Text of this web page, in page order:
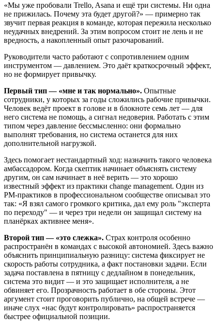
«Мы уже пробовали Trello, Asana и ещё три системы. Ни одна
не прижилась. Почему эта будет другой?» — примерно так
звучит первая реакция в команде, которая пережила несколько
неудачных внедрений. За этим вопросом стоит не лень и не
вредность, а накопленный опыт разочарований.
Руководители часто работают с сопротивлением одним
инструментом — давлением. Это даёт краткосрочный эффект,
но не формирует привычку.
Первый тип — «мне и так нормально». Опытные
сотрудники, у которых за годы сложились рабочие привычки.
Человек ведёт проект в голове и в блокноте семь лет — для
него система не помощь, а сигнал недоверия. Работать с этим
типом через давление бессмысленно: они формально
выполнят требования, но система останется для них
дополнительной нагрузкой.
Здесь помогает нестандартный ход: назначить такого человека
амбассадором. Когда скептик начинает объяснять систему
другим, он сам начинает в неё верить — это хорошо
известный эффект из практики change management. Один из
PM-практиков в профессиональном сообществе описывал это
так: «Я взял самого громкого критика, дал ему роль "эксперта
по переходу" — и через три недели он защищал систему на
планёрках активнее меня».
Второй тип — «это слежка». Страх контроля особенно
распространён в командах с высокой автономией. Здесь важно
объяснить принципиальную разницу: система фиксирует не
скорость работы сотрудника, а факт постановки задачи. Если
задача поставлена в пятницу с дедлайном в понедельник,
система это видит — и это защищает исполнителя, а не
обвиняет его. Прозрачность работает в обе стороны. Этот
аргумент стоит проговорить публично, на общей встрече —
иначе слух «нас будут контролировать» распространяется
быстрее официальной позиции.